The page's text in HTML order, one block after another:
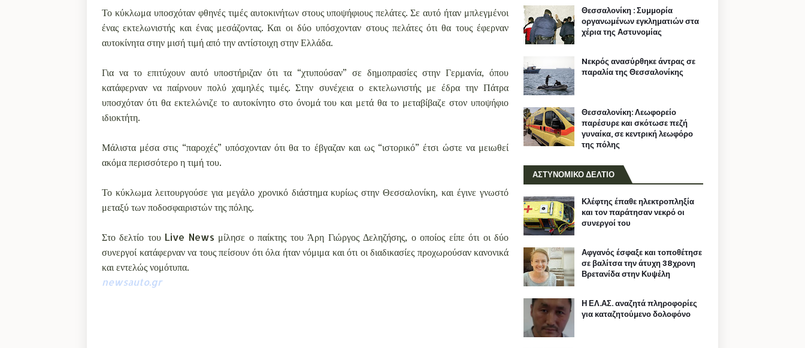
Το κύκλωμα υποσχόταν φθηνές τιμές αυτοκινήτων στους υποψήφιους πελάτες. Σε αυτό ήταν μπλεγμένοι
ένας εκτελωνιστής και ένας μεσάζοντας. Και οι δύο υπόσχονταν στους πελάτες ότι θα τους έφερναν
αυτοκίνητα στην μισή τιμή από την αντίστοιχη στην Ελλάδα.
Για να το επιτύχουν αυτό υποστήριζαν ότι τα “χτυπούσαν” σε δημοπρασίες στην Γερμανία, όπου
κατάφερναν να παίρνουν πολύ χαμηλές τιμές. Στην συνέχεια ο εκτελωνιστής με έδρα την Πάτρα
υποσχόταν ότι θα εκτελώνιζε το αυτοκίνητο στο όνομά του και μετά θα το μεταβίβαζε στον υποψήφιο
ιδιοκτήτη.
Μάλιστα μέσα στις “παροχές” υπόσχονταν ότι θα το έβγαζαν και ως “ιστορικό” έτσι ώστε να μειωθεί
ακόμα περισσότερο η τιμή του.
Το κύκλωμα λειτουργούσε για μεγάλο χρονικό διάστημα κυρίως στην Θεσσαλονίκη, και έγινε γνωστό
μεταξύ των ποδοσφαιριστών της πόλης.
Στο δελτίο του Live News μίλησε ο παίκτης του Άρη Γιώργος Δεληζήσης, ο οποίος είπε ότι οι δύο
συνεργοί κατάφερναν να τους πείσουν ότι όλα ήταν νόμιμα και ότι οι διαδικασίες προχωρούσαν κανονικά
και εντελώς νομότυπα.
newsauto.gr
Θεσσαλονίκη : Συμμορία
οργανωμένων εγκληματιών στα
χέρια της Αστυνομίας
Nεκρός ανασύρθηκε άντρας σε
παραλία της Θεσσαλονίκης
Θεσσαλονίκη: Λεωφορείο
παρέσυρε και σκότωσε πεζή
γυναίκα, σε κεντρική λεωφόρο
της πόλης
ΑΣΤΥΝΟΜΙΚΟ ΔΕΛΤΙΟ
Κλέφτης έπαθε ηλεκτροπληξία
και τον παράτησαν νεκρό οι
συνεργοί του
Αφγανός έσφαξε και τοποθέτησε
σε βαλίτσα την άτυχη 38χρονη
Βρετανίδα στην Κυψέλη
Η ΕΛ.ΑΣ. αναζητά πληροφορίες
για καταζητούμενο δολοφόνο